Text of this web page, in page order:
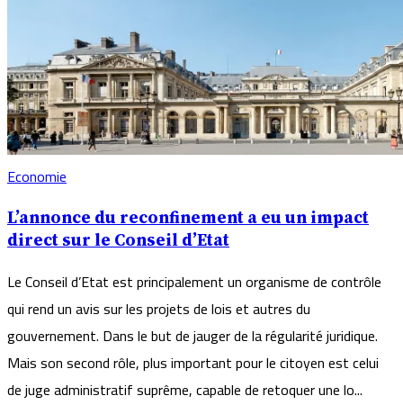
Economie
L’annonce du reconfinement a eu un impact
direct sur le Conseil d’Etat
Le Conseil d’Etat est principalement un organisme de contrôle
qui rend un avis sur les projets de lois et autres du
gouvernement. Dans le but de jauger de la régularité juridique.
Mais son second rôle, plus important pour le citoyen est celui
de juge administratif suprême, capable de retoquer une lo...